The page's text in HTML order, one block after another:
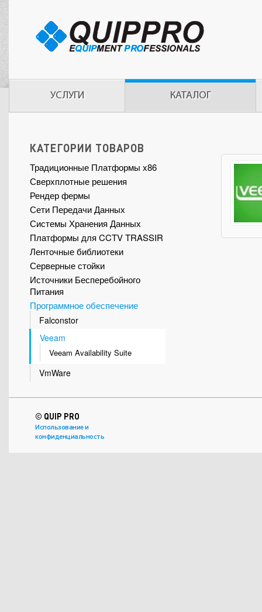
УСЛУГИ КАТАЛОГ
КАТЕГОРИИ ТОВАРОВ
Традиционные Платформы x86
Сверхплотные решения
Рендер фермы
Сети Передачи Данных
Системы Хранения Данных
Платформы для CCTV TRASSIR
Ленточные библиотеки
Серверные стойки
Источники Бесперебойного
Питания
Программное обеспечение
Falconstor
Veeam
Veeam Availability Suite
VmWare
© QUIP PRO
Использование и
конфиденциальность